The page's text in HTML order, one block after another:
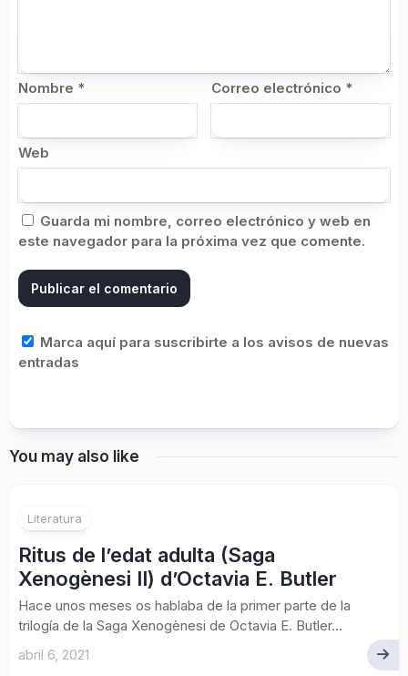
Nombre * Correo electrónico *
Web
Guarda mi nombre, correo electrónico y web en
este navegador para la próxima vez que comente.
Marca aquí para suscribirte a los avisos de nuevas
entradas
You may also like
Literatura
Ritus de l’edat adulta (Saga
Xenogènesi II) d’Octavia E. Butler
Hace unos meses os hablaba de la primer parte de la
trilogía de la Saga Xenogènesi de Octavia E. Butler...
abril 6, 2021